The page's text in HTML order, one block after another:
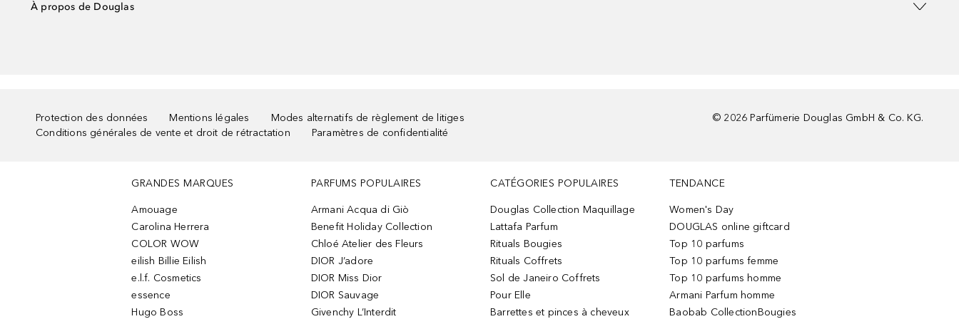
À propos de Douglas
Protection des données Mentions légales
Modes alternatifs de règlement de litiges
Conditions générales de vente et droit de rétractation
Paramètres de confidentialité
© 2026 Parfümerie Douglas GmbH & Co. KG.
GRANDES MARQUES
Amouage
Carolina Herrera
COLOR WOW
eilish Billie Eilish
e.l.f. Cosmetics
essence
Hugo Boss
PARFUMS POPULAIRES
Armani Acqua di Giò
Benefit Holiday Collection
Chloé Atelier des Fleurs
DIOR J’adore
DIOR Miss Dior
DIOR Sauvage
Givenchy L’Interdit
CATÉGORIES POPULAIRES
Douglas Collection Maquillage
Lattafa Parfum
Rituals Bougies
Rituals Coffrets
Sol de Janeiro Coffrets
Pour Elle
Barrettes et pinces à cheveux
TENDANCE
Women's Day
DOUGLAS online giftcard
Top 10 parfums
Top 10 parfums femme
Top 10 parfums homme
Armani Parfum homme
Baobab CollectionBougies